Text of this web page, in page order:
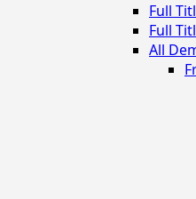
Full
Full
All